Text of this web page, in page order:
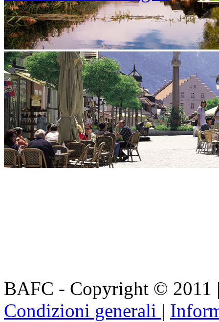
BAFC - Copyright © 2011
Condizioni generali |